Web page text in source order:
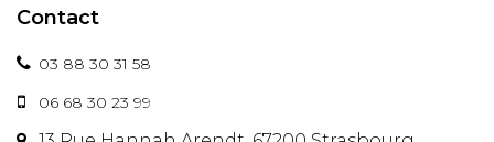
Contact
03 88 30 31 58
06 68 30 23 99